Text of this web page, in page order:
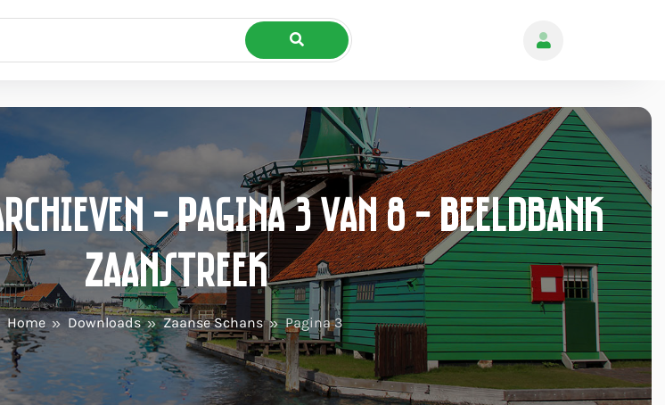
- Pagina 3 van 8 - Beeldbank
Zaanstreek
Home Downloads Zaanse Schans Pagina 3